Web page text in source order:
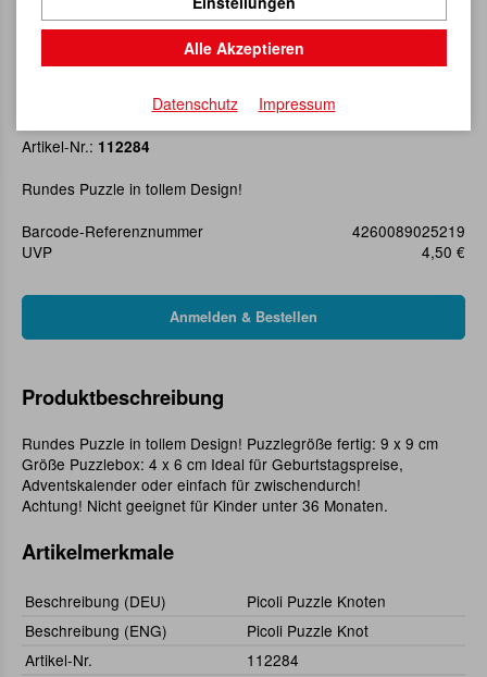
Picoli Puzzle Knoten
Artikel-Nr.: 112284
Rundes Puzzle in tollem Design!
Barcode-Referenznummer
4260089025219
UVP
4,50 €
Produktbeschreibung
Rundes Puzzle in tollem Design! Puzzlegröße fertig: 9 x 9 cm
Größe Puzzlebox: 4 x 6 cm Ideal für Geburtstagspreise,
Adventskalender oder einfach für zwischendurch!
Achtung! Nicht geeignet für Kinder unter 36 Monaten.
Artikelmerkmale
Beschreibung (DEU)
Picoli Puzzle Knoten
Beschreibung (ENG)
Picoli Puzzle Knot
Artikel-Nr.
112284
Alle Akzeptieren
Datenschutz Impressum